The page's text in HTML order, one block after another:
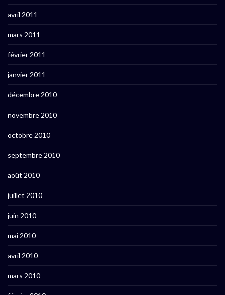
avril 2011
mars 2011
février 2011
janvier 2011
décembre 2010
novembre 2010
octobre 2010
septembre 2010
août 2010
juillet 2010
juin 2010
mai 2010
avril 2010
mars 2010